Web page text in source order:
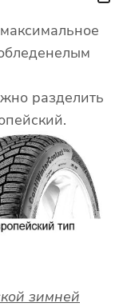
разделить
зимней